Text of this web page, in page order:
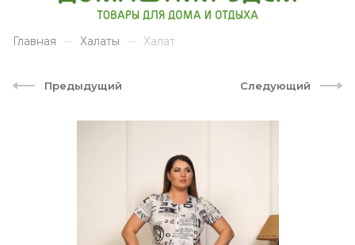
Главная Халаты Халат
Предыдущий Следующий